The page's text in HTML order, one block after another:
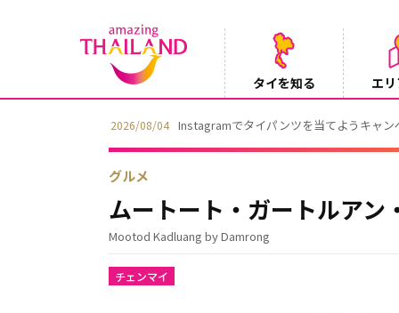
タイを知る エ
2026/08/04 Instagramでタイパンツを当てようキャン
グルメ
ムートート・ガートルアン
Mootod Kadluang by Damrong
チェンマイ